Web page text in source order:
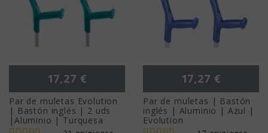
Precio
17,27 €
Par de muletas Evolution
| Bastón inglés | 2 uds
|Aluminio | Turquesa
Precio
17,27 €
Par de muletas | Bastón
inglés | Aluminio | Azul |
Evolution